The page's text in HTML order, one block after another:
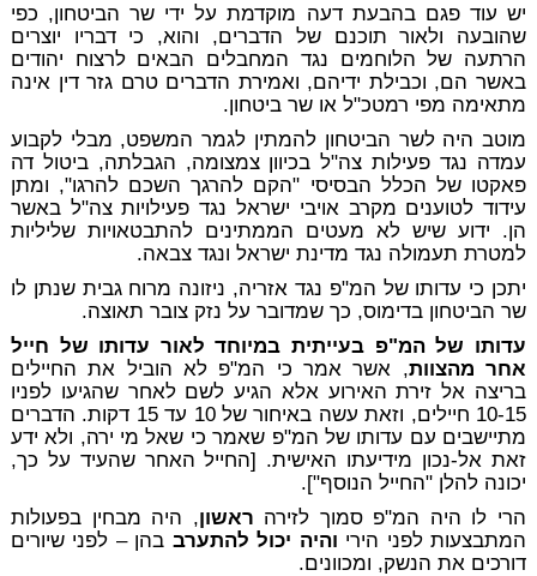
יש עוד פגם בהבעת דעה מוקדמת על ידי שר הביטחון, כפי
שהובעה ולאור תוכנם של הדברים, והוא, כי דבריו יוצרים
הרתעה של הלוחמים נגד המחבלים הבאים לרצוח יהודים
באשר הם, וכבילת ידיהם, ואמירת הדברים טרם גזר דין אינה
מתאימה מפי רמטכ"ל או שר ביטחון.
מוטב היה לשר הביטחון להמתין לגמר המשפט, מבלי לקבוע
עמדה נגד פעילות צה"ל בכיוון צמצומה, הגבלתה, ביטול דה
פאקטו של הכלל הבסיסי "הקם להרגך השכם להרגו", ומתן
עידוד לטוענים מקרב אויבי ישראל נגד פעילויות צה"ל באשר
הן. ידוע שיש לא מעטים הממתינים להתבטאויות שליליות
למטרת תעמולה נגד מדינת ישראל ונגד צבאה.
יתכן כי עדותו של המ"פ נגד אזריה, ניזונה מרוח גבית שנתן לו
שר הביטחון בדימוס, כך שמדובר על נזק צובר תאוצה.
עדותו של המ"פ בעייתית במיוחד לאור עדותו של חייל
אחר מהצוות, אשר אמר כי המ"פ לא הוביל את החיילים
בריצה אל זירת האירוע אלא הגיע לשם לאחר שהגיעו לפניו
10-15 חיילים, וזאת עשה באיחור של 10 עד 15 דקות. הדברים
מתיישבים עם עדותו של המ"פ שאמר כי שאל מי ירה, ולא ידע
זאת אל-נכון מידיעתו האישית. [החייל האחר שהעיד על כך,
יכונה להלן "החייל הנוסף"].
הרי לו היה המ"פ סמוך לזירה ראשון, היה מבחין בפעולות
המתבצעות לפני הירי והיה יכול להתערב בהן – לפני שיורים
דורכים את הנשק, ומכוונים.